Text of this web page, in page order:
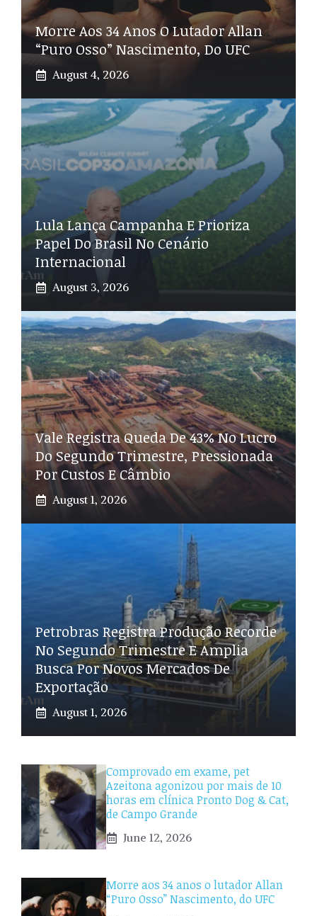
Morre Aos 34 Anos O Lutador Allan
“Puro Osso” Nascimento, Do UFC
August 4, 2026
Lula Lança Campanha E Prioriza
Papel Do Brasil No Cenário
Internacional
August 3, 2026
Vale Registra Queda De 43% No Lucro
Do Segundo Trimestre, Pressionada
Por Custos E Câmbio
August 1, 2026
Petrobras Registra Produção Recorde
No Segundo Trimestre E Amplia
Busca Por Novos Mercados De
Exportação
August 1, 2026
Comprovado em exame, pet
Azeitona agonizou por mais de 10
horas em clínica Pronto Dog & Cat,
de Campo Grande
June 12, 2026
Morre aos 34 anos o lutador Allan
“Puro Osso” Nascimento, do UFC